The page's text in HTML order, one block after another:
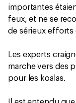
importantes
feux, et ne se
de sérieux efforts
Les experts
marche vers des
pour les koalas.